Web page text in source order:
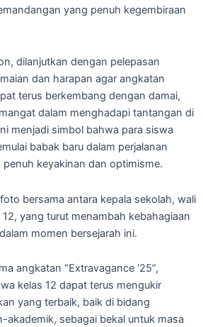
yang penuh kegembiraan
dilanjutkan dengan pelepasan
dan harapan agar angkatan
terus berkembang dengan damai,
dalam menghadapi tantangan di
menjadi simbol bahwa para siswa
babak baru dalam perjalanan
keyakinan dan optimisme.
bersama antara kepala sekolah, wali
yang turut menambah kebahagiaan
momen bersejarah ini.
angkatan “Extravagance ‘25”,
kelas 12 dapat terus mengukir
yang terbaik, baik di bidang
akademik, sebagai bekal untuk masa